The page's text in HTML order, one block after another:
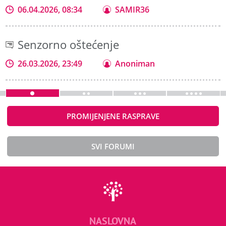
06.04.2026, 08:34 SAMIR36
Senzorno oštećenje
26.03.2026, 23:49 Anoniman
PROMIJENJENE RASPRAVE
SVI FORUMI
NASLOVNA